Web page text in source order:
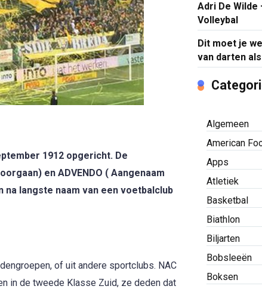
1912 opgericht. De
en ADVENDO ( Aangenaam
na langste naam van een voetbalclub
of uit andere sportclubs. NAC
in de tweede Klasse Zuid, ze deden dat
Adri De Wilde
Volleybal
Dit moet je
van darten
Algemeen
American
Apps
Atletiek
Basketbal
Biathlon
Biljarten
Bobsleeën
Boksen